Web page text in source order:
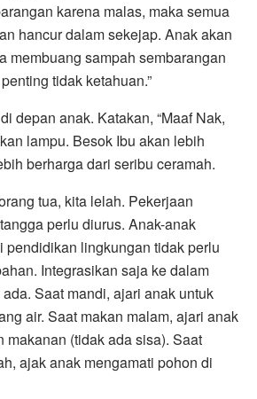
karena malas, maka semua
hancur dalam sekejap. Anak akan
membuang sampah sembarangan
tidak ketahuan.”
depan anak. Katakan, “Maaf Nak,
lampu. Besok Ibu akan lebih
berharga dari seribu ceramah.
tua, kita lelah. Pekerjaan
perlu diurus. Anak-anak
pendidikan lingkungan tidak perlu
Integrasikan saja ke dalam
Saat mandi, ajari anak untuk
air. Saat makan malam, ajari anak
makanan (tidak ada sisa). Saat
ajak anak mengamati pohon di